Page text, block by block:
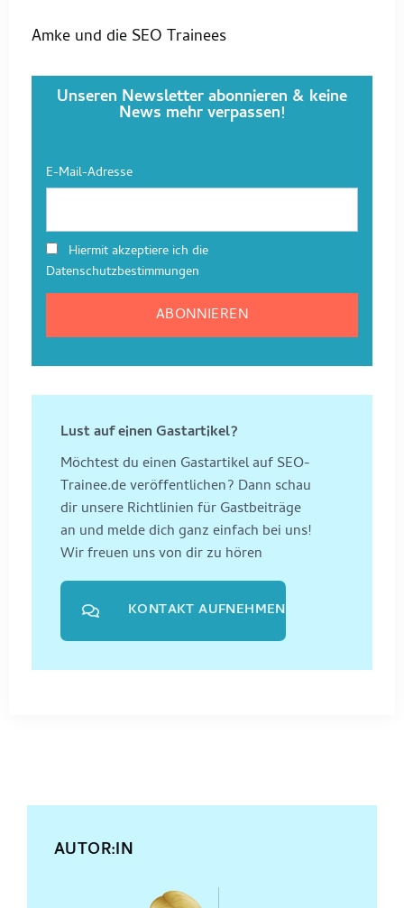
Amke und die SEO Trainees
Unseren Newsletter abonnieren & keine
News mehr verpassen!
E-Mail-Adresse
Hiermit akzeptiere ich die
Datenschutzbestimmungen
Lust auf einen Gastartikel?
Möchtest du einen Gastartikel auf SEO-
Trainee.de veröffentlichen? Dann schau
dir unsere Richtlinien für Gastbeiträge
an und melde dich ganz einfach bei uns!
Wir freuen uns von dir zu hören
KONTAKT AUFNEHMEN
AUTOR:IN